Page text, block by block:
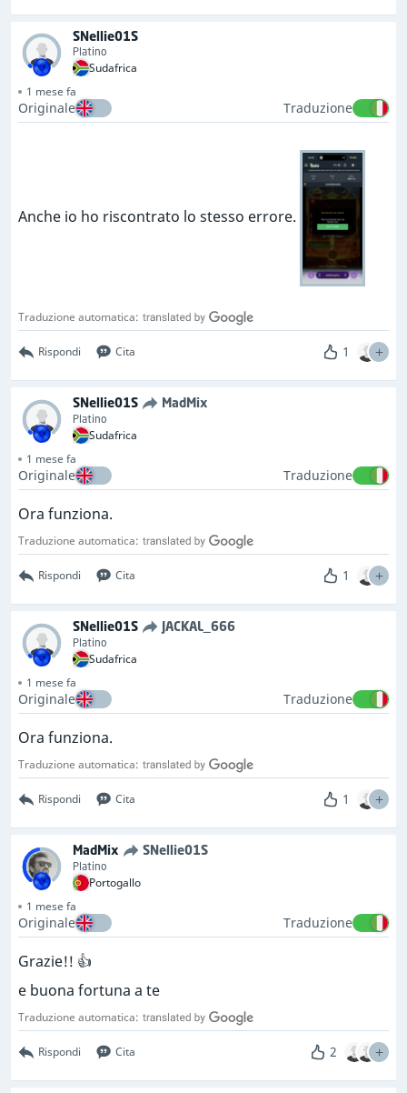
SNellie01S
Platino
Sudafrica
1 mese fa
Originale Traduzione
Anche io ho riscontrato lo stesso errore.
Traduzione automatica:
Rispondi Cita 1
SNellie01S MadMix
Platino
Sudafrica
1 mese fa
Originale Traduzione
Ora funziona.
Traduzione automatica:
Rispondi Cita 1
SNellie01S JACKAL_666
Platino
Sudafrica
1 mese fa
Originale Traduzione
Ora funziona.
Traduzione automatica:
Rispondi Cita 1
MadMix SNellie01S
Platino
Portogallo
1 mese fa
Originale Traduzione
Grazie!! 👍
e buona fortuna a te
Traduzione automatica:
Rispondi Cita 2